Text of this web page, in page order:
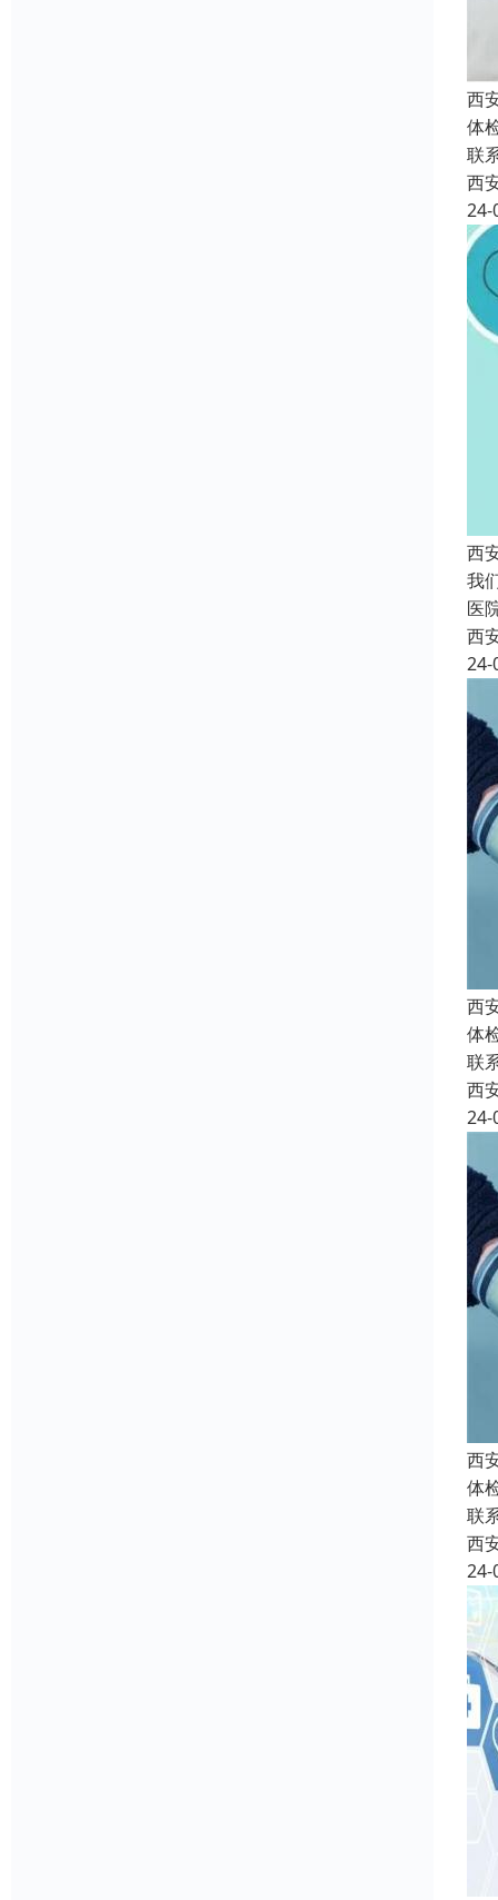
西
体
联
西
24-
西
我
医
西
24-
西
体
联
西
24-
西
体
联
西
24-